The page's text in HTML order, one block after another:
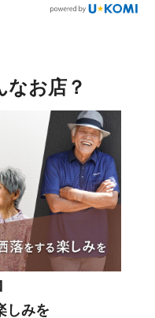
なお店？
しみを